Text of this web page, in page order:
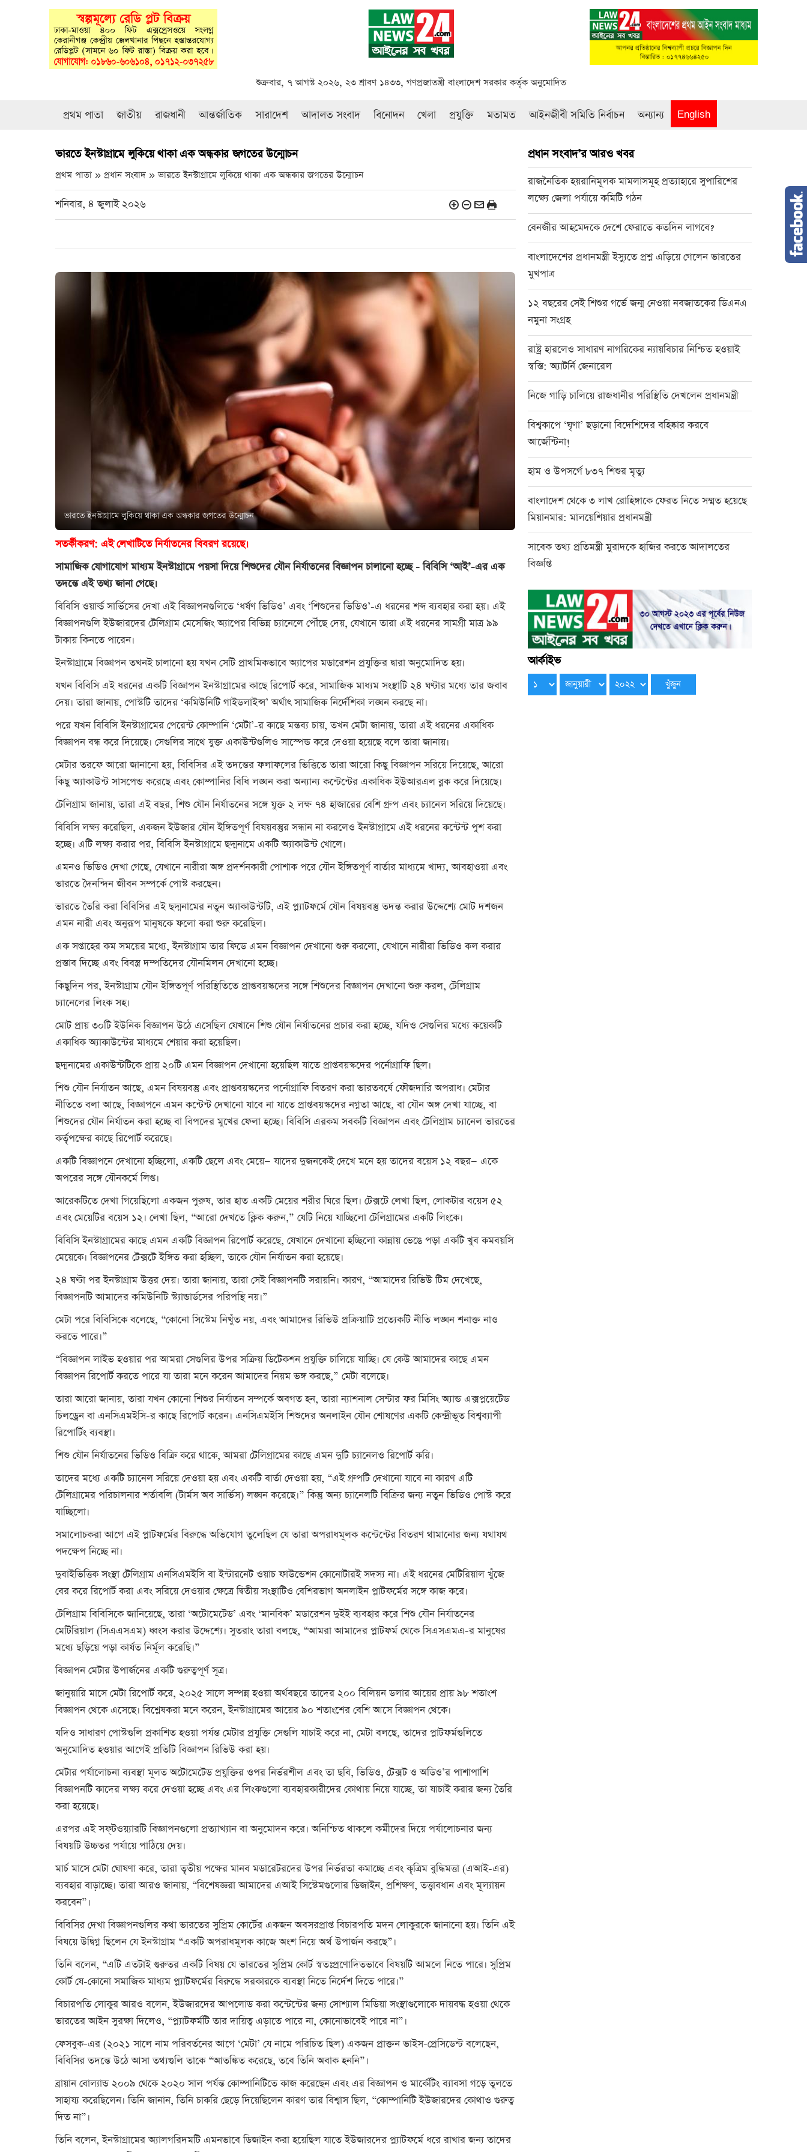
শুক্রবার, ৭ আগস্ট ২০২৬, ২৩ শ্রাবণ ১৪৩৩, গণপ্রজাতন্ত্রী বাংলাদেশ সরকার কর্তৃক অনুমোদিত
প্রথম পাতা জাতীয় রাজধানী আন্তর্জাতিক সারাদেশ আদালত সংবাদ বিনোদন খেলা প্রযুক্তি মতামত আইনজীবী সমিতি নির্বাচন অন্যান্য English
ভারতে ইনস্টাগ্রামে লুকিয়ে থাকা এক অন্ধকার জগতের উন্মোচন
প্রথম পাতা » প্রধান সংবাদ »ভারতে ইনস্টাগ্রামে লুকিয়ে থাকা এক অন্ধকার জগতের উন্মোচন
শনিবার, ৪ জুলাই ২০২৬
ভারতে ইনস্টাগ্রামে লুকিয়ে থাকা এক অন্ধকার জগতের উন্মোচন
সতর্কীকরণ: এই লেখাটিতে নির্যাতনের বিবরণ রয়েছে।
সামাজিক যোগাযোগ মাধ্যম ইনস্টাগ্রামে পয়সা দিয়ে শিশুদের যৌন নির্যাতনের বিজ্ঞাপন চালানো হচ্ছে - বিবিসি ‘আই’-এর এক
তদন্তে এই তথ্য জানা গেছে।
বিবিসি ওয়ার্ল্ড সার্ভিসের দেখা এই বিজ্ঞাপনগুলিতে ‘ধর্ষণ ভিডিও’ এবং ‘শিশুদের ভিডিও’-এ ধরনের শব্দ ব্যবহার করা হয়। এই
বিজ্ঞাপনগুলি ইউজারদের টেলিগ্রাম মেসেজিং অ্যাপের বিভিন্ন চ্যানেলে পৌঁছে দেয়, যেখানে তারা এই ধরনের সামগ্রী মাত্র ৯৯
টাকায় কিনতে পারেন।
ইনস্টাগ্রামে বিজ্ঞাপন তখনই চালানো হয় যখন সেটি প্রাথমিকভাবে অ্যাপের মডারেশন প্রযুক্তির দ্বারা অনুমোদিত হয়।
যখন বিবিসি এই ধরনের একটি বিজ্ঞাপন ইনস্টাগ্রামের কাছে রিপোর্ট করে, সামাজিক মাধ্যম সংস্থাটি ২৪ ঘণ্টার মধ্যে তার জবাব
দেয়। তারা জানায়, পোস্টটি তাদের ‘কমিউনিটি গাইডলাইন্স’ অর্থাৎ সামাজিক নির্দেশিকা লঙ্ঘন করছে না।
পরে যখন বিবিসি ইনস্টাগ্রামের পেরেন্ট কোম্পানি ‘মেটা’-র কাছে মন্তব্য চায়, তখন মেটা জানায়, তারা এই ধরনের একাধিক
বিজ্ঞাপন বন্ধ করে দিয়েছে। সেগুলির সাথে যুক্ত একাউন্টগুলিও সাস্পেন্ড করে দেওয়া হয়েছে বলে তারা জানায়।
মেটার তরফে আরো জানানো হয়, বিবিসির এই তদন্তের ফলাফলের ভিত্তিতে তারা আরো কিছু বিজ্ঞাপন সরিয়ে দিয়েছে, আরো
কিছু অ্যাকাউন্ট সাসপেন্ড করেছে এবং কোম্পানির বিধি লঙ্ঘন করা অন্যান্য কন্টেন্টের একাধিক ইউআরএল ব্লক করে দিয়েছে।
টেলিগ্রাম জানায়, তারা এই বছর, শিশু যৌন নির্যাতনের সঙ্গে যুক্ত ২ লক্ষ ৭৪ হাজারের বেশি গ্রুপ এবং চ্যানেল সরিয়ে দিয়েছে।
বিবিসি লক্ষ্য করেছিল, একজন ইউজার যৌন ইঙ্গিতপূর্ণ বিষয়বস্তুর সন্ধান না করলেও ইনস্টাগ্রামে এই ধরনের কন্টেন্ট পুশ করা
হচ্ছে। এটি লক্ষ্য করার পর, বিবিসি ইনস্টাগ্রামে ছদ্মনামে একটি অ্যাকাউন্ট খোলে।
এমনও ভিডিও দেখা গেছে, যেখানে নারীরা অঙ্গ প্রদর্শনকারী পোশাক পরে যৌন ইঙ্গিতপূর্ণ বার্তার মাধ্যমে খাদ্য, আবহাওয়া এবং
ভারতে দৈনন্দিন জীবন সম্পর্কে পোস্ট করছেন।
ভারতে তৈরি করা বিবিসির এই ছদ্মনামের নতুন অ্যাকাউন্টটি, এই প্ল্যাটফর্মে যৌন বিষয়বস্তু তদন্ত করার উদ্দেশ্যে মোট দশজন
এমন নারী এবং অনুরূপ মানুষকে ফলো করা শুরু করেছিল।
এক সপ্তাহের কম সময়ের মধ্যে, ইনস্টাগ্রাম তার ফিডে এমন বিজ্ঞাপন দেখানো শুরু করলো, যেখানে নারীরা ভিডিও কল করার
প্রস্তাব দিচ্ছে এবং বিবস্ত্র দম্পতিদের যৌনমিলন দেখানো হচ্ছে।
কিছুদিন পর, ইনস্টাগ্রাম যৌন ইঙ্গিতপূর্ণ পরিস্থিতিতে প্রাপ্তবয়স্কদের সঙ্গে শিশুদের বিজ্ঞাপন দেখানো শুরু করল, টেলিগ্রাম
চ্যানেলের লিংক সহ।
মোট প্রায় ৩০টি ইউনিক বিজ্ঞাপন উঠে এসেছিল যেখানে শিশু যৌন নির্যাতনের প্রচার করা হচ্ছে, যদিও সেগুলির মধ্যে কয়েকটি
একাধিক অ্যাকাউন্টের মাধ্যমে শেয়ার করা হয়েছিল।
ছদ্মনামের একাউন্টটিকে প্রায় ২০টি এমন বিজ্ঞাপন দেখানো হয়েছিল যাতে প্রাপ্তবয়স্কদের পর্নোগ্রাফি ছিল।
শিশু যৌন নির্যাতন আছে, এমন বিষয়বস্তু এবং প্রাপ্তবয়স্কদের পর্নোগ্রাফি বিতরণ করা ভারতবর্ষে ফৌজদারি অপরাধ। মেটার
নীতিতে বলা আছে, বিজ্ঞাপনে এমন কন্টেন্ট দেখানো যাবে না যাতে প্রাপ্তবয়স্কদের নগ্নতা আছে, বা যৌন অঙ্গ দেখা যাচ্ছে, বা
শিশুদের যৌন নির্যাতন করা হচ্ছে বা বিপদের মুখের ফেলা হচ্ছে। বিবিসি এরকম সবকটি বিজ্ঞাপন এবং টেলিগ্রাম চ্যানেল ভারতের
কর্তৃপক্ষের কাছে রিপোর্ট করেছে।
একটি বিজ্ঞাপনে দেখানো হচ্ছিলো, একটি ছেলে এবং মেয়ে— যাদের দুজনকেই দেখে মনে হয় তাদের বয়েস ১২ বছর— একে
অপরের সঙ্গে যৌনকর্মে লিপ্ত।
আরেকটিতে দেখা গিয়েছিলো একজন পুরুষ, তার হাত একটি মেয়ের শরীর ঘিরে ছিল। টেক্সটে লেখা ছিল, লোকটার বয়েস ৫২
এবং মেয়েটির বয়েস ১২। লেখা ছিল, “আরো দেখতে ক্লিক করুন,” যেটি নিয়ে যাচ্ছিলো টেলিগ্রামের একটি লিংকে।
বিবিসি ইনস্টাগ্রামের কাছে এমন একটি বিজ্ঞাপন রিপোর্ট করেছে, যেখানে দেখানো হচ্ছিলো কান্নায় ভেঙে পড়া একটি খুব কমবয়সি
মেয়েকে। বিজ্ঞাপনের টেক্সটে ইঙ্গিত করা হচ্ছিল, তাকে যৌন নির্যাতন করা হয়েছে।
২৪ ঘণ্টা পর ইনস্টাগ্রাম উত্তর দেয়। তারা জানায়, তারা সেই বিজ্ঞাপনটি সরায়নি। কারণ, “আমাদের রিভিউ টিম দেখেছে,
বিজ্ঞাপনটি আমাদের কমিউনিটি স্ট্যান্ডার্ডসের পরিপন্থি নয়।”
মেটা পরে বিবিসিকে বলেছে, “কোনো সিস্টেম নিখুঁত নয়, এবং আমাদের রিভিউ প্রক্রিয়াটি প্রত্যেকটি নীতি লঙ্ঘন শনাক্ত নাও
করতে পারে।”
“বিজ্ঞাপন লাইভ হওয়ার পর আমরা সেগুলির উপর সক্রিয় ডিটেকশন প্রযুক্তি চালিয়ে যাচ্ছি। যে কেউ আমাদের কাছে এমন
বিজ্ঞাপন রিপোর্ট করতে পারে যা তারা মনে করেন আমাদের নিয়ম ভঙ্গ করছে,” মেটা বলেছে।
তারা আরো জানায়, তারা যখন কোনো শিশুর নির্যাতন সম্পর্কে অবগত হন, তারা ন্যাশনাল সেন্টার ফর মিসিং অ্যান্ড এক্সপ্লয়েটেড
চিলড্রেন বা এনসিএমইসি-র কাছে রিপোর্ট করেন। এনসিএমইসি শিশুদের অনলাইন যৌন শোষণের একটি কেন্দ্রীভূত বিশ্বব্যাপী
রিপোর্টিং ব্যবস্থা।
শিশু যৌন নির্যাতনের ভিডিও বিক্রি করে থাকে, আমরা টেলিগ্রামের কাছে এমন দুটি চ্যানেলও রিপোর্ট করি।
তাদের মধ্যে একটি চ্যানেল সরিয়ে দেওয়া হয় এবং একটি বার্তা দেওয়া হয়, “এই গ্রুপটি দেখানো যাবে না কারণ এটি
টেলিগ্রামের পরিচালনার শর্তাবলি (টার্মস অব সার্ভিস) লঙ্ঘন করেছে।” কিন্তু অন্য চ্যানেলটি বিক্রির জন্য নতুন ভিডিও পোস্ট করে
যাচ্ছিলো।
সমালোচকরা আগে এই প্লাটফর্মের বিরুদ্ধে অভিযোগ তুলেছিল যে তারা অপরাধমূলক কন্টেন্টের বিতরণ থামানোর জন্য যথাযথ
পদক্ষেপ নিচ্ছে না।
দুবাইভিত্তিক সংস্থা টেলিগ্রাম এনসিএমইসি বা ইন্টারনেট ওয়াচ ফাউন্ডেশন কোনোটারই সদস্য না। এই ধরনের মেটিরিয়াল খুঁজে
বের করে রিপোর্ট করা এবং সরিয়ে দেওয়ার ক্ষেত্রে দ্বিতীয় সংস্থাটিও বেশিরভাগ অনলাইন প্লাটফর্মের সঙ্গে কাজ করে।
টেলিগ্রাম বিবিসিকে জানিয়েছে, তারা ‘অটোমেটেড’ এবং ‘মানবিক’ মডারেশন দুইই ব্যবহার করে শিশু যৌন নির্যাতনের
মেটিরিয়াল (সিএএসএম) ধ্বংস করার উদ্দেশ্যে। সুতরাং তারা বলছে, “আমরা আমাদের প্লাটফর্ম থেকে সিএসএমএ-র মানুষের
মধ্যে ছড়িয়ে পড়া কার্যত নির্মূল করেছি।”
বিজ্ঞাপন মেটার উপার্জনের একটি গুরুত্বপূর্ণ সূত্র।
জানুয়ারি মাসে মেটা রিপোর্ট করে, ২০২৫ সালে সম্পন্ন হওয়া অর্থবছরে তাদের ২০০ বিলিয়ন ডলার আয়ের প্রায় ৯৮ শতাংশ
বিজ্ঞাপন থেকে এসেছে। বিশ্লেষকরা মনে করেন, ইনস্টাগ্রামের আয়ের ৯০ শতাংশের বেশি আসে বিজ্ঞাপন থেকে।
যদিও সাধারণ পোস্টগুলি প্রকাশিত হওয়া পর্যন্ত মেটার প্রযুক্তি সেগুলি যাচাই করে না, মেটা বলছে, তাদের প্লাটফর্মগুলিতে
অনুমোদিত হওয়ার আগেই প্রতিটি বিজ্ঞাপন রিভিউ করা হয়।
মেটার পর্যালোচনা ব্যবস্থা মূলত অটোমেটেড প্রযুক্তির ওপর নির্ভরশীল এবং তা ছবি, ভিডিও, টেক্সট ও অডিও’র পাশাপাশি
বিজ্ঞাপনটি কাদের লক্ষ্য করে দেওয়া হচ্ছে এবং এর লিংকগুলো ব্যবহারকারীদের কোথায় নিয়ে যাচ্ছে, তা যাচাই করার জন্য তৈরি
করা হয়েছে।
এরপর এই সফ্‌টওয়্যারটি বিজ্ঞাপনগুলো প্রত্যাখ্যান বা অনুমোদন করে। অনিশ্চিত থাকলে কর্মীদের দিয়ে পর্যালোচনার জন্য
বিষয়টি উচ্চতর পর্যায়ে পাঠিয়ে দেয়।
মার্চ মাসে মেটা ঘোষণা করে, তারা তৃতীয় পক্ষের মানব মডারেটরদের উপর নির্ভরতা কমাচ্ছে এবং কৃত্রিম বুদ্ধিমত্তা (এআই-এর)
ব্যবহার বাড়াচ্ছে। তারা আরও জানায়, “বিশেষজ্ঞরা আমাদের এআই সিস্টেমগুলোর ডিজাইন, প্রশিক্ষণ, তত্ত্বাবধান এবং মূল্যায়ন
করবেন”।
বিবিসির দেখা বিজ্ঞাপনগুলির কথা ভারতের সুপ্রিম কোর্টের একজন অবসরপ্রাপ্ত বিচারপতি মদন লোকুরকে জানানো হয়। তিনি এই
বিষয়ে উদ্বিগ্ন ছিলেন যে ইনস্টাগ্রাম “একটি অপরাধমূলক কাজে অংশ নিয়ে অর্থ উপার্জন করছে”।
তিনি বলেন, “এটি এতটাই গুরুতর একটি বিষয় যে ভারতের সুপ্রিম কোর্ট স্বতঃপ্রণোদিতভাবে বিষয়টি আমলে নিতে পারে। সুপ্রিম
কোর্ট যে-কোনো সমাজিক মাধ্যম প্ল্যাটফর্মের বিরুদ্ধে সরকারকে ব্যবস্থা নিতে নির্দেশ দিতে পারে।”
বিচারপতি লোকুর আরও বলেন, ইউজারদের আপলোড করা কন্টেন্টের জন্য সোশ্যাল মিডিয়া সংস্থাগুলোকে দায়বদ্ধ হওয়া থেকে
ভারতের আইন সুরক্ষা দিলেও, “প্ল্যাটফর্মটি তার দায়িত্ব এড়াতে পারে না, কোনোভাবেই পারে না”।
ফেসবুক-এর (২০২১ সালে নাম পরিবর্তনের আগে ‘মেটা’ যে নামে পরিচিত ছিল) একজন প্রাক্তন ভাইস-প্রেসিডেন্ট বলেছেন,
বিবিসির তদন্তে উঠে আসা তথ্যগুলি তাকে “আতঙ্কিত করেছে, তবে তিনি অবাক হননি”।
ব্রায়ান বোল্যান্ড ২০০৯ থেকে ২০২০ সাল পর্যন্ত কোম্পানিটিতে কাজ করেছেন এবং এর বিজ্ঞাপন ও মার্কেটিং ব্যাবসা গড়ে তুলতে
সাহায্য করেছিলেন। তিনি জানান, তিনি চাকরি ছেড়ে দিয়েছিলেন কারণ তার বিশ্বাস ছিল, “কোম্পানিটি ইউজারদের কোথাও গুরুত্ব
দিত না”।
তিনি বলেন, ইনস্টাগ্রামের অ্যালগরিদমটি এমনভাবে ডিজাইন করা হয়েছিল যাতে ইউজারদের প্ল্যাটফর্মে ধরে রাখার জন্য তাদের
প্রধান সংবাদ’র আরও খবর
রাজনৈতিক হয়রানিমূলক মামলাসমূহ প্রত্যাহারে সুপারিশের
লক্ষ্যে জেলা পর্যায়ে কমিটি গঠন
বেনজীর আহমেদকে দেশে ফেরাতে কতদিন লাগবে?
বাংলাদেশের প্রধানমন্ত্রী ইস্যুতে প্রশ্ন এড়িয়ে গেলেন ভারতের
মুখপাত্র
১২ বছরের সেই শিশুর গর্ভে জন্ম নেওয়া নবজাতকের ডিএনএ
নমুনা সংগ্রহ
রাষ্ট্র হারলেও সাধারণ নাগরিকের ন্যায়বিচার নিশ্চিত হওয়াই
স্বস্তি: অ্যাটর্নি জেনারেল
নিজে গাড়ি চালিয়ে রাজধানীর পরিস্থিতি দেখলেন প্রধানমন্ত্রী
বিশ্বকাপে ‘ঘৃণা’ ছড়ানো বিদেশিদের বহিষ্কার করবে
আর্জেন্টিনা!
হাম ও উপসর্গে ৮৩৭ শিশুর মৃত্যু
বাংলাদেশ থেকে ৩ লাখ রোহিঙ্গাকে ফেরত নিতে সম্মত হয়েছে
মিয়ানমার: মালয়েশিয়ার প্রধানমন্ত্রী
সাবেক তথ্য প্রতিমন্ত্রী মুরাদকে হাজির করতে আদালতের
বিজ্ঞপ্তি
আর্কাইভ